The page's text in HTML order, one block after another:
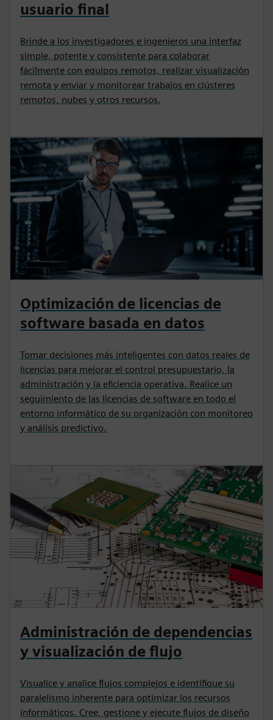
usuario final
Brinde a los investigadores e ingenieros una interfaz
simple, potente y consistente para colaborar
fácilmente con equipos remotos, realizar visualización
remota y enviar y monitorear trabajos en clústeres
remotos, nubes y otros recursos.
Optimización de licencias de
software basada en datos
Tomar decisiones más inteligentes con datos reales de
licencias para mejorar el control presupuestario, la
administración y la eficiencia operativa. Realice un
seguimiento de las licencias de software en todo el
entorno informático de su organización con monitoreo
y análisis predictivo.
Administración de dependencias
y visualización de flujo
Visualice y analice flujos complejos e identifique su
paralelismo inherente para optimizar los recursos
informáticos. Cree, gestione y ejecute flujos de diseño